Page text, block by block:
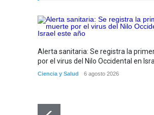
Alerta sanitaria: Se registra la
por el virus del Nilo Occidental en
Ciencia y Salud 6 agosto 2026